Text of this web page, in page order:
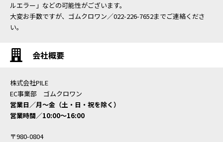
ルエラー」などの可能性がございます。
大変お手数ですが、ゴムクロワン／022-226-7652までご連絡くださ
い。
会社概要
株式会社PILE
EC事業部 ゴムクロワン
営業日／月〜金（土・日・祝を除く）
営業時間／10:00〜16:00
〒980-0804